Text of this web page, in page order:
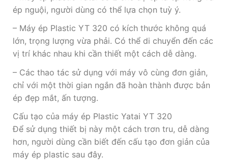
ép nguội, người dùng có thể lựa chọn tuỳ ý.
– Máy ép Plastic YT 320 có kích thước không quá
lớn, trọng lượng vừa phải. Có thể di chuyển đến các
vị trí khác nhau khi cần thiết một cách dễ dàng.
– Các thao tác sử dụng với máy vô cùng đơn giản,
chỉ với một thời gian ngắn đã hoàn thành được bản
ép đẹp mắt, ấn tượng.
Cấu tạo của máy ép Plastic Yatai YT 320
Để sử dụng thiết bị này một cách trơn tru, dễ dàng
hơn, người dùng cần biết đến cấu tạo đơn giản của
máy ép plastic sau đây.